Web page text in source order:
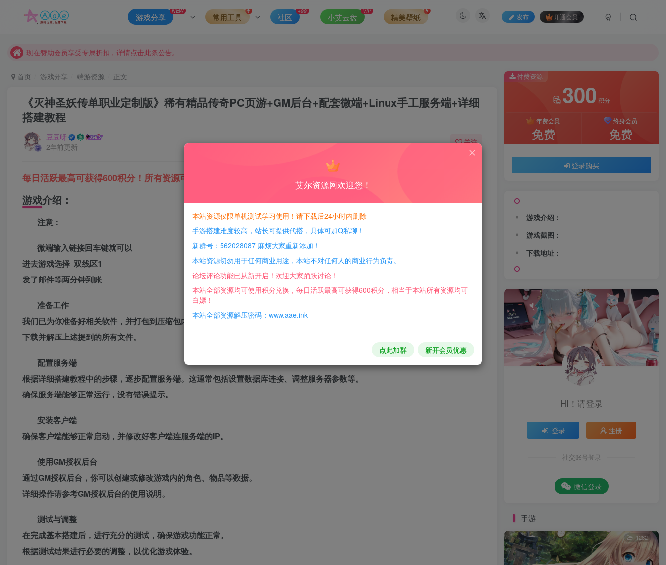
发布 开通会员
游戏分享
NEW
常用工具 社区
+99
小艾云盘
VIP
精美壁纸
本站一律禁止以任何方式发布或转载任何违法的相关信息，访客发现请向站长举报
请勿相信任何评论区广告！以免上当受骗！
本网站的文章部分内容可能来源于网络，仅供大家学习与参考，如有侵权，请联系站长QQ466107887进行删除处理。
首页 游戏分享 端游资源 正文
《灭神圣妖传单职业定制版》稀有精品传奇PC页游+GM后台+配套微端+Linux手工服务端+详细
搭建教程
豆豆呀
2年前更新
关注
每日活跃最高可获得600积分！所有资源可以使用积分免费兑换！
游戏介绍：
注意：
微端输入链接回车键就可以
进去游戏选择 双线区1
发了邮件等两分钟到账
准备工作
我们已为你准备好相关软件，并打包到压缩包内！
下载并解压上述提到的所有文件。
配置服务端
根据详细搭建教程中的步骤，逐步配置服务端。这通常包括设置数据库连接、调整服务器参数等。
确保服务端能够正常运行，没有错误提示。
安装客户端
确保客户端能够正常启动，并修改好客户端连服务端的IP。
使用GM授权后台
通过GM授权后台，你可以创建或修改游戏内的角色、物品等数据。
详细操作请参考GM授权后台的使用说明。
测试与调整
在完成基本搭建后，进行充分的测试，确保游戏功能正常。
根据测试结果进行必要的调整，以优化游戏体验。
付费资源
300 积分
年费会员
免费
终身会员
免费
登录购买
游戏介绍：
游戏截图：
下载地址：
HI！请登录
登录 注册
社交账号登录
微信登录
手游
1282
艾尔资源网欢迎您！
本站资源仅限单机测试学习使用！请下载后24小时内删除
手游搭建难度较高，站长可提供代搭，具体可加Q私聊！
新群号：562028087 麻烦大家重新添加！
本站资源切勿用于任何商业用途，本站不对任何人的商业行为负责。
论坛评论功能已从新开启！欢迎大家踊跃讨论！
本站全部资源均可使用积分兑换，每日活跃最高可获得600积分，相当于本站所有资源均可
白嫖！
本站全部资源解压密码：www.aae.ink
点此加群 新开会员优惠